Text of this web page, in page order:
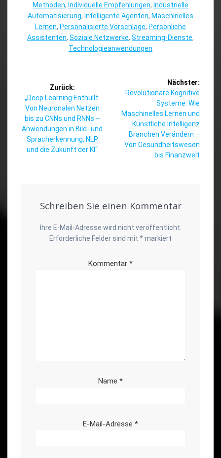
Methoden, Individuelle Empfehlungen, Industrielle
Automatisierung, Intelligente Agenten, Maschinelles
Lernen, Personalisierte Vorschläge, Persönliche
Assistenten, Soziale Netzwerke, Streaming-Dienste,
Technologieanwendungen
Zurück:
Vorheriger
Beitrag:
„Deep Learning Enthüllt:
Von Neuronalen Netzen
bis zu CNNs und RNNs –
Anwendungen in Bild- und
Spracherkennung, NLP
und die Zukunft der KI“
Nächster:
Nächster
Revolutionäre Kognitive
Systeme: Wie
Maschinelles Lernen und
Künstliche Intelligenz
Branchen Verändern –
Von Gesundheitswesen
bis Finanzwelt
Schreiben Sie einen Kommentar
Ihre E-Mail-Adresse wird nicht veröffentlicht.
Erforderliche Felder sind mit *markiert
Kommentar *
Name *
E-Mail-Adresse *